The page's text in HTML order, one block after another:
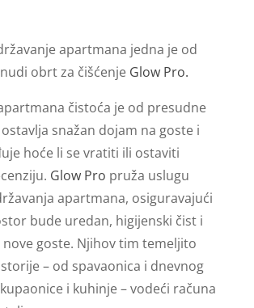
apartmana jedna je od
obrt za čišćenje Glow Pro.
čistoća je od presudne
snažan dojam na goste i
hoće li se vratiti ili ostaviti
Glow Pro pruža uslugu
apartmana, osiguravajući
bude uredan, higijenski čist i
nove goste. Njihov tim temeljito
– od spavaonica i dnevnog
i kuhinje – vodeći računa